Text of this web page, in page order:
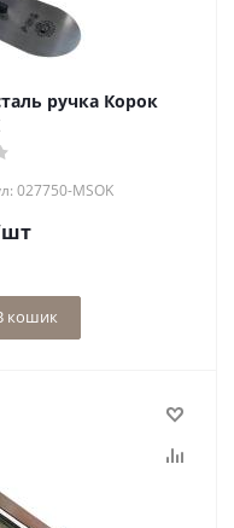
ручка Корок
027750-MSOK
кошик